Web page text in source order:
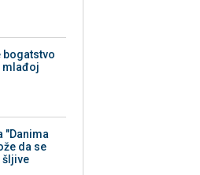
bogatstvo
mlađoj
"Danima
da se
šljive